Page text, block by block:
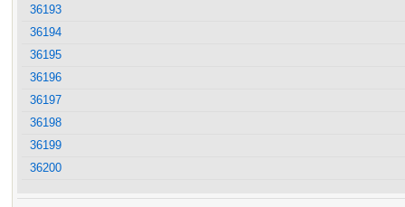
36193
36194
36195
36196
36197
36198
36199
36200